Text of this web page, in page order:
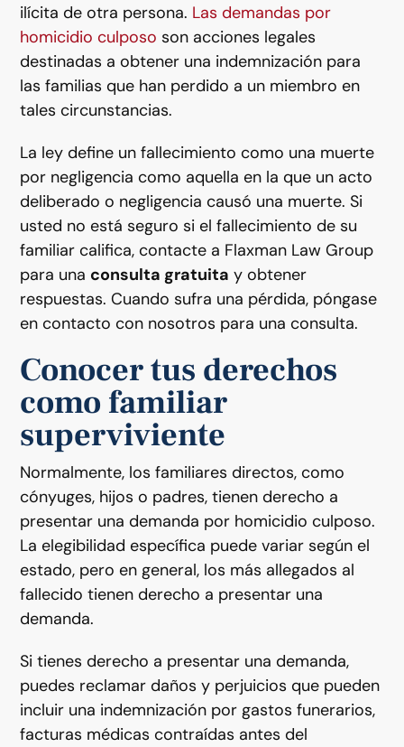
ilícita de otra persona. Las demandas por
homicidio culposo son acciones legales
destinadas a obtener una indemnización para
las familias que han perdido a un miembro en
tales circunstancias.
La ley define un fallecimiento como una muerte
por negligencia como aquella en la que un acto
deliberado o negligencia causó una muerte. Si
usted no está seguro si el fallecimiento de su
familiar califica, contacte a Flaxman Law Group
para una consulta gratuita y obtener
respuestas. Cuando sufra una pérdida, póngase
en contacto con nosotros para una consulta.
Conocer tus derechos
como familiar
superviviente
Normalmente, los familiares directos, como
cónyuges, hijos o padres, tienen derecho a
presentar una demanda por homicidio culposo.
La elegibilidad específica puede variar según el
estado, pero en general, los más allegados al
fallecido tienen derecho a presentar una
demanda.
Si tienes derecho a presentar una demanda,
puedes reclamar daños y perjuicios que pueden
incluir una indemnización por gastos funerarios,
facturas médicas contraídas antes del